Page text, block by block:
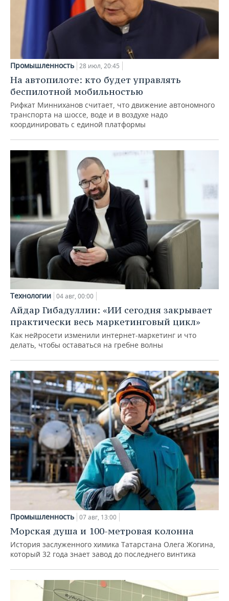
Промышленность 28 июл, 20:45
На автопилоте: кто будет управлять
беспилотной мобильностью
Рифкат Минниханов считает, что движение автономного
транспорта на шоссе, воде и в воздухе надо
координировать с единой платформы
Технологии 04 авг, 00:00
Айдар Гибадуллин: «ИИ сегодня закрывает
практически весь маркетинговый цикл»
Как нейросети изменили интернет-маркетинг и что
делать, чтобы оставаться на гребне волны
Промышленность 07 авг, 13:00
Морская душа и 100-метровая колонна
История заслуженного химика Татарстана Олега Жогина,
который 32 года знает завод до последнего винтика